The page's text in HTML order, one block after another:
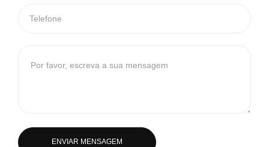
ENVIAR MENSAGEM